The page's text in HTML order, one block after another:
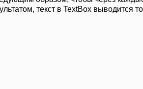
текст в TextBox выводится